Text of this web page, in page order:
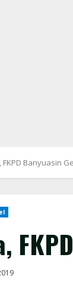
FKPD Banyuasin